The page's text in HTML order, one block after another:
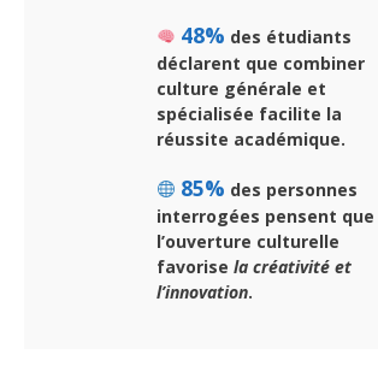
48% des étudiants
déclarent que combiner
culture générale et
spécialisée facilite la
réussite académique.
85% des personnes
interrogées pensent que
l’ouverture culturelle
favorise la créativité et
l’innovation.